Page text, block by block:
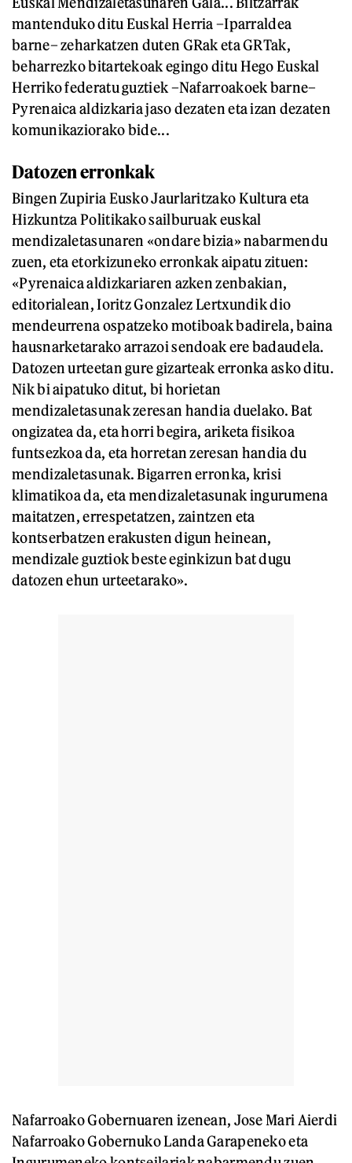
mantenduko ditu Euskal Herria –Iparraldea
barne– zeharkatzen duten GRak eta GRTak,
beharrezko bitartekoak egingo ditu Hego Euskal
Herriko federatu guztiek –Nafarroakoek barne–
Pyrenaica aldizkaria jaso dezaten eta izan dezaten
komunikaziorako bide...
Datozen erronkak
Bingen Zupiria Eusko Jaurlaritzako Kultura eta
Hizkuntza Politikako sailburuak euskal
mendizaletasunaren «ondare bizia» nabarmendu
zuen, eta etorkizuneko erronkak aipatu zituen:
«Pyrenaica aldizkariaren azken zenbakian,
editorialean, Ioritz Gonzalez Lertxundik dio
mendeurrena ospatzeko motiboak badirela, baina
hausnarketarako arrazoi sendoak ere badaudela.
Datozen urteetan gure gizarteak erronka asko ditu.
Nik bi aipatuko ditut, bi horietan
mendizaletasunak zeresan handia duelako. Bat
ongizatea da, eta horri begira, ariketa fisikoa
funtsezkoa da, eta horretan zeresan handia du
mendizaletasunak. Bigarren erronka, krisi
klimatikoa da, eta mendizaletasunak ingurumena
maitatzen, errespetatzen, zaintzen eta
kontserbatzen erakusten digun heinean,
mendizale guztiok beste eginkizun bat dugu
datozen ehun urteetarako».
Nafarroako Gobernuaren izenean, Jose Mari Aierdi
Nafarroako Gobernuko Landa Garapeneko eta